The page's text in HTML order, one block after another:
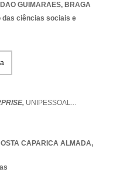
GUIMARAES, BRAGA
das ciências sociais e
UNIPESSOAL...
CAPARICA ALMADA,